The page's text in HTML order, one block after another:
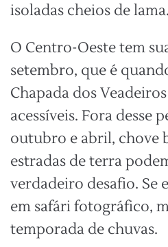
isoladas cheios de lama.
O Centro-Oeste tem
setembro, que é
Chapada dos
acessíveis. Fora desse
outubro e abril, chove
estradas de terra
verdadeiro desafio. Se
em safári fotográfico,
temporada de chuvas.